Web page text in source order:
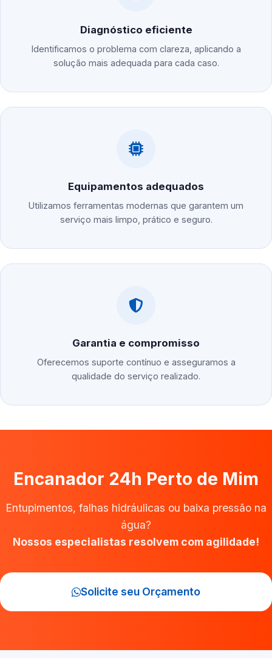
Diagnóstico eficiente
Identificamos o problema com clareza, aplicando a
solução mais adequada para cada caso.
Equipamentos adequados
Utilizamos ferramentas modernas que garantem um
serviço mais limpo, prático e seguro.
Garantia e compromisso
Oferecemos suporte contínuo e asseguramos a
qualidade do serviço realizado.
Encanador 24h Perto de Mim
Entupimentos, falhas hidráulicas ou baixa pressão na
água?
Nossos especialistas resolvem com agilidade!
Solicite seu Orçamento